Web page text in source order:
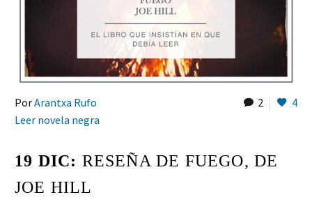
2 4
PorArantxa Rufo
Leer novela negra
19 DIC: RESEÑA DE FUEGO, DE
JOE HILL